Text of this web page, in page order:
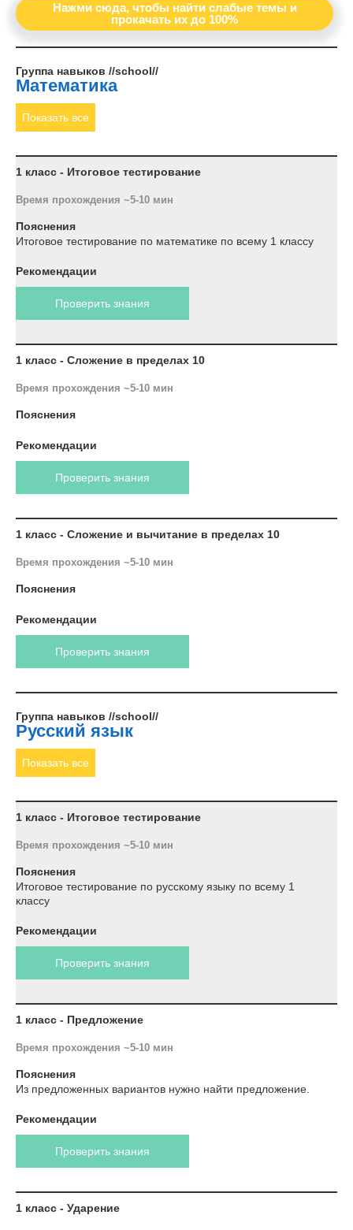
Нажми сюда, чтобы найти слабые темы и
прокачать их до 100%
Группа навыков //school//
Математика
Показать все
1 класс - Итоговое тестирование
Время прохождения ~5-10 мин
Пояснения
Итоговое тестирование по математике по всему 1 классу
Рекомендации
Проверить знания
1 класс - Сложение в пределах 10
Время прохождения ~5-10 мин
Пояснения
Рекомендации
Проверить знания
1 класс - Сложение и вычитание в пределах 10
Время прохождения ~5-10 мин
Пояснения
Рекомендации
Проверить знания
Группа навыков //school//
Русский язык
Показать все
1 класс - Итоговое тестирование
Время прохождения ~5-10 мин
Пояснения
Итоговое тестирование по русскому языку по всему 1
классу
Рекомендации
Проверить знания
1 класс - Предложение
Время прохождения ~5-10 мин
Пояснения
Из предложенных вариантов нужно найти предложение.
Рекомендации
Проверить знания
1 класс - Ударение